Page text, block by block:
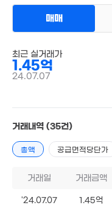
4,000만
매매
최근 실거래가
1.45억
24.07.07
거래내역 (35건)
총액 공급면적당단가
거래일 거래금액
'24.07.07 1.45억